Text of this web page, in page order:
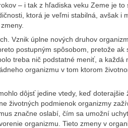
– i tak z hľadiska veku Zeme je
ktorá je veľmi stabilná, avšak i
Vznik úplne nových druhov
postupným spôsobom, pretože ak
treba nič podstatné meniť, a každá
organizmu v tom ktorom
dôjsť jedine vtedy, keď doterajšie
životných podmienok organizmy
značne oslabí, čím sa umožní
organizmu. Tieto zmeny v